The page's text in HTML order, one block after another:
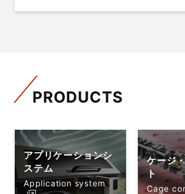
PRODUCTS
アプリケーションシ
ステム
Application system
ケージ
ト
Cage